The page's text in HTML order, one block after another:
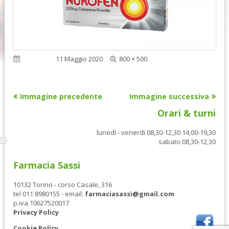
Pubblicato11 Maggio 2020
Dimensione
800 × 500
Immagine precedente Immagine successiva
Orari & turni
lunedì - venerdì 08,30-12,30 14,00-19,30
sabato 08,30-12,30
Farmacia Sassi
10132 Torino - corso Casale, 316
tel 011 8980155 - email: farmaciasassi@gmail.com
p.iva.10627520017
Privacy Policy